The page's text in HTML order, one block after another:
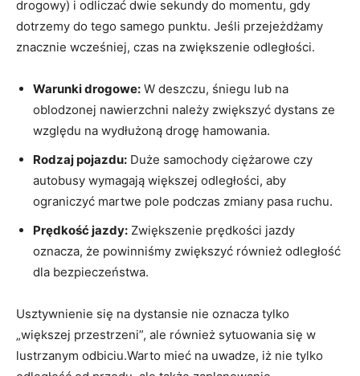
drogowy) i odliczać dwie sekundy do momentu, gdy
dotrzemy do tego samego punktu. Jeśli przejeżdżamy
znacznie wcześniej, czas na zwiększenie odległości.
Warunki drogowe: W deszczu, śniegu lub na
oblodzonej nawierzchni należy zwiększyć dystans ze
względu na wydłużoną drogę hamowania.
Rodzaj pojazdu: Duże samochody ciężarowe czy
autobusy wymagają większej odległości, aby
ograniczyć martwe pole podczas zmiany pasa ruchu.
Prędkość jazdy: Zwiększenie prędkości jazdy
oznacza, że powinniśmy zwiększyć również odległość
dla bezpieczeństwa.
Usztywnienie się na dystansie nie oznacza tylko
„większej przestrzeni”, ale również sytuowania się w
lustrzanym odbiciu.Warto mieć na uwadze, iż nie tylko